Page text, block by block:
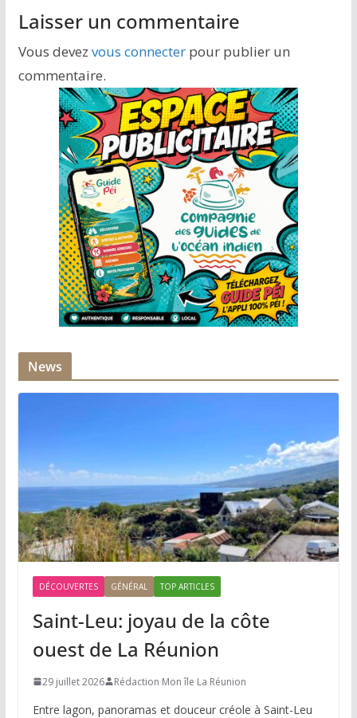
Laisser un commentaire
Vous devez vous connecterpour publier un
commentaire.
News
DÉCOUVERTES GÉNÉRAL TOP ARTICLES
Saint-Leu: joyau de la côte
ouest de La Réunion
29 juillet 2026 Rédaction Mon île La Réunion
Entre lagon, panoramas et douceur créole à Saint-Leu